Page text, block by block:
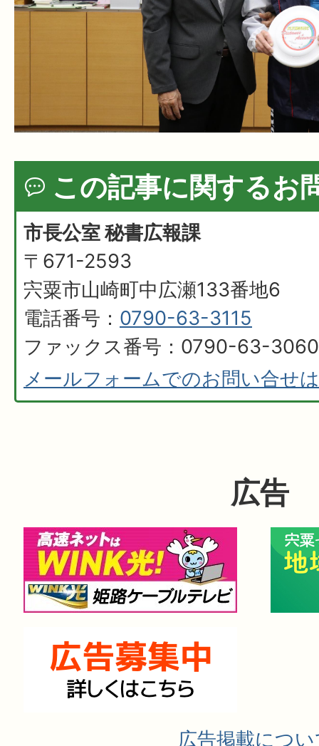
この記事に関するお
市長公室 秘書広報課
〒671-2593
宍粟市山崎町中広瀬133番地6
電話番号： 0790-63-3115
ファックス番号：0790-63-3060
メールフォームでのお問い合せ
広告
広告掲載につ